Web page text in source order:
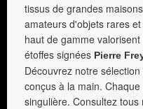
tissus de grandes
amateurs d'objets rares
haut de gamme
étoffes signées Pierre
Découvrez notre
conçus à la main.
singulière. Consultez tous